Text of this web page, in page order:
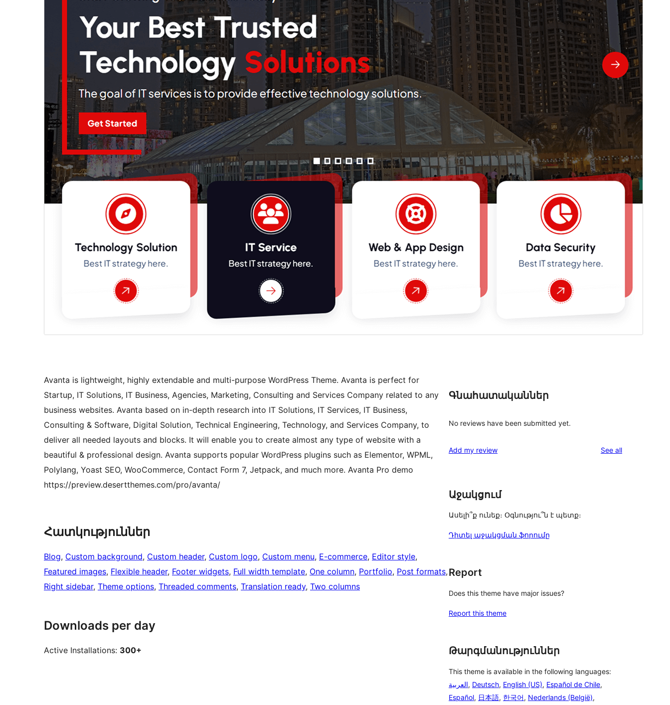
PHP version
5.6
Theme homepage
Avanta is lightweight, highly extendable and multi-purpose WordPress Theme. Avanta is perfect for
Startup, IT Solutions, IT Business, Agencies, Marketing, Consulting and Services Company related to any
business websites. Avanta based on in-depth research into IT Solutions, IT Services, IT Business,
Consulting & Software, Digital Solution, Technical Engineering, Technology, and Services Company, to
deliver all needed layouts and blocks. It will enable you to create almost any type of website with a
beautiful & professional design. Avanta supports popular WordPress plugins such as Elementor, WPML,
Polylang, Yoast SEO, WooCommerce, Contact Form 7, Jetpack, and much more. Avanta Pro demo
https://preview.desertthemes.com/pro/avanta/
Հատկություններ
Blog, Custom background, Custom header, Custom logo, Custom menu, E-commerce, Editor style
Featured images, Flexible header, Footer widgets, Full width template, One column, Portfolio, Post formats ,
Right sidebar, Theme options, Threaded comments, Translation ready, Two columns
Downloads per day
Active Installations: 300+
Գնահատականներ
No reviews have been submitted yet.
Add my review See allreviews
Աջակցում
Ասելի՞ք ունեք։ Օգնությու՞ն է պետք։
Դիտել աջակցման ֆորումը
Report
Does this theme have major issues?
Report this theme
Թարգմանություններ
This theme is available in the following languages:
العربية, Deutsch, English (US), Español de Chile,
Español, 日本語, 한국어, Nederlands (België),